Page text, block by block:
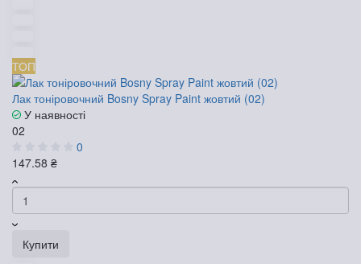
ТОП
Лак тоніровочний Bosny Spray Paint жовтий (02)
У наявності
02
0
147.58 ₴
Купити